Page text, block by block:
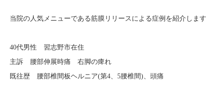
当院の人気メニューである筋膜リリースによる症例を紹介します
40代男性 習志野市在住
主訴 腰部伸展時痛 右脚の痺れ
既往歴 腰部椎間板ヘルニア(第4、5腰椎間)、頭痛